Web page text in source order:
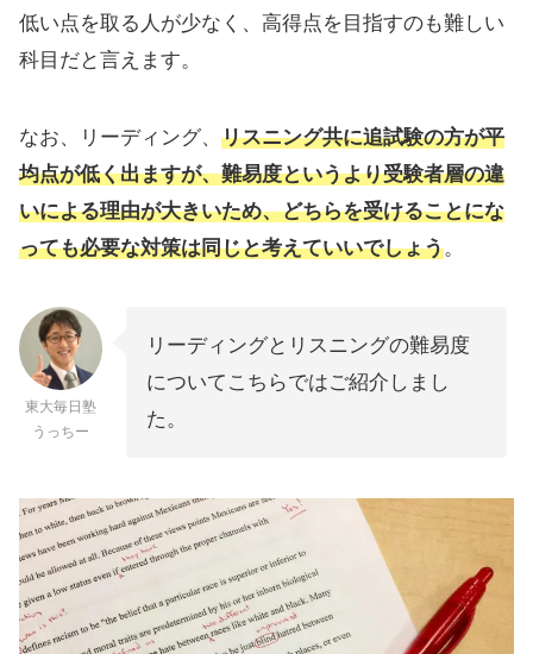
低い点を取る人が少なく、高得点を目指すのも難しい
科目だと言えます。
なお、リーディング、 リスニング共に追試験の方が平
均点が低く出ますが、難易度というより受験者層の違
いによる理由が大きいため、どちらを受けることにな
っても必要な対策は同じと考えていいでしょう。
東大毎日塾
うっちー
リーディングとリスニングの難易度
についてこちらではご紹介しまし
た。